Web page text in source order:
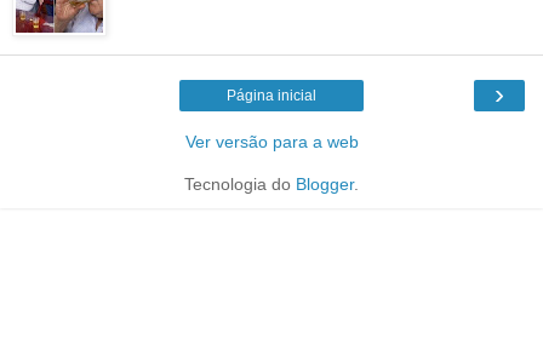
›
Página inicial
Ver versão para a web
Tecnologia do Blogger.